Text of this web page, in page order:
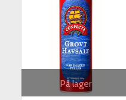
På lager